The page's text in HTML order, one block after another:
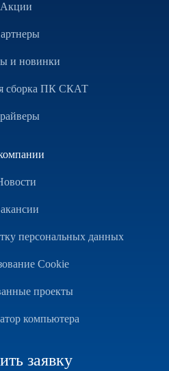
Акции
и новинки
сборка ПК СКАТ
персональных данных
Cookie
проекты
компьютера
заявку